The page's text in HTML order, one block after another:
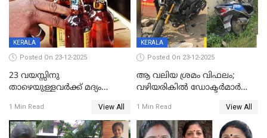
വർഗീസ്
KERALA
Posted On 23-12-2025
23 വയസ്സിനു
താഴെയുള്ളവർക്ക് മദ്യം
നടപടി;സ്ഥാപനങ്ങൾക്കെതിരെ
രണ്ട് കേസുകൾ
1 Min Read View All
KERALA
Posted On 23-12-2025
ആ വലിയ ശ്രമം വിഫലം;
വഴിയരികില്‍ ‌ഡോക്ടര്‍മാര്‍
മരണത്തിന് കീഴടങ്ങി
1 Min Read View All